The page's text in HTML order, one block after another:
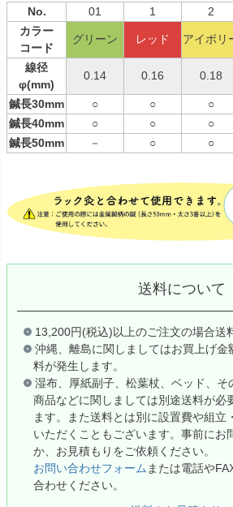
No. 01 1 2
カラー
コード
グリーン レッド アイボリ
線径
φ(mm)
0.14 0.16 0.18
鍼長30mm ○ ○ ○
鍼長40mm
○ ○ ○
鍼長50mm
－ ○ ○
送料について
13,200円(税込)以上のご注文の場合送
沖縄、離島に関しましてはお買上げ金
料が発生します。
湿布、厚紙副子、松葉杖、ベッド、そ
商品などに関しましては別途送料が必
ます。また送料とは別に設置費や組立
いただくこともございます。事前にお
か、お見積もりをご依頼ください。
お問い合わせフォーム または電話や
合わせください。